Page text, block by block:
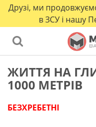
Друзі, ми
в ЗСУ і нашу
ЖИТТЯ НА
1000 МЕТРІВ
БЕЗХРЕБЕТНІ